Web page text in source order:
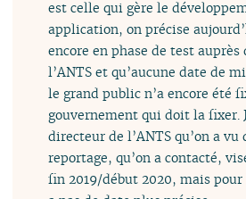
est celle qui gère le
application, on précise
encore en phase de test auprès
l’ANTS et qu’aucune date de
le grand public n’a encore été
gouvernement qui doit la fixer.
directeur de l’ANTS qu’on a vu
reportage, qu’on a contacté,
fin 2019/début 2020, mais